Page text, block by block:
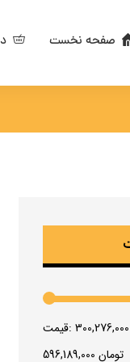
صفحه نخست
قیمت:
596,189,000 تومان